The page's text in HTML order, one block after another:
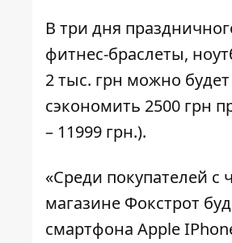
В три дня
фитнес-браслеты,
2 тыс. грн можно
сэкономить 2500 грн
– 11999 грн.).
«Среди покупателей с
магазине Фокстрот
смартфона Apple